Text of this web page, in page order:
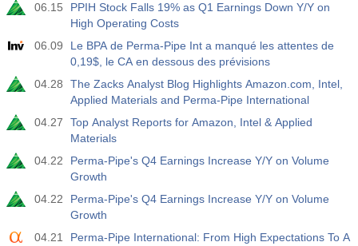
06.15
PPIH Stock Falls 19% as Q1 Earnings Down Y/Y on
High Operating Costs
06.09
Le BPA de Perma-Pipe Int a manqué les attentes de
0,19$, le CA en dessous des prévisions
04.28
The Zacks Analyst Blog Highlights Amazon.com, Intel,
Applied Materials and Perma-Pipe International
04.27
Top Analyst Reports for Amazon, Intel & Applied
Materials
04.22
Perma-Pipe's Q4 Earnings Increase Y/Y on Volume
Growth
04.22
Perma-Pipe's Q4 Earnings Increase Y/Y on Volume
Growth
04.21
Perma-Pipe International: From High Expectations To A